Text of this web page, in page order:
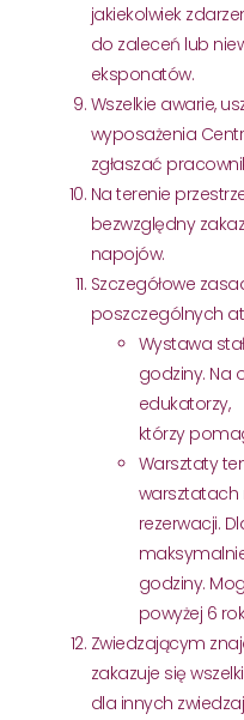
jakiekolwiek
do zaleceń lub
eksponatów.
Wszelkie awarie,
wyposażenia
zgłaszać
Na terenie
bezwzględny
napojów.
Szczegółowe
poszczególnych
Wystawa
godziny. Na
edukatorzy,
którzy
Warsztaty
warsztatach
rezerwacji.
godziny.
powyżej 6
Zwiedzającym
zakazuje się
dla innych